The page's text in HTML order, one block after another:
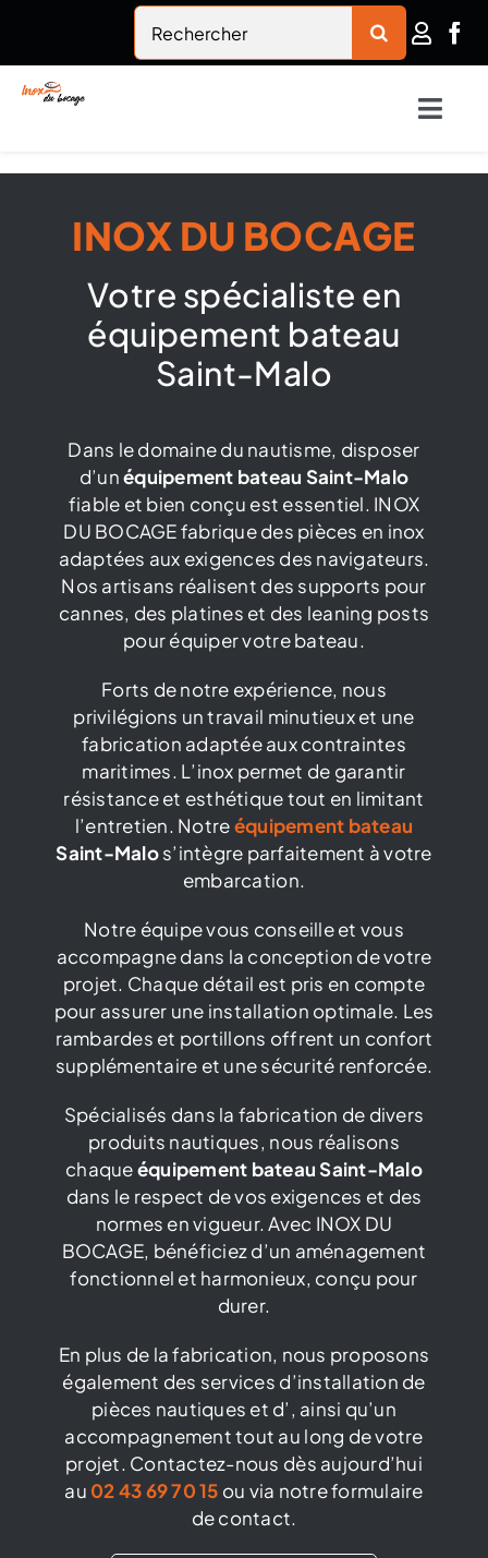
contenu
Rechercher:
Accueil
Inox du bocage
Nautisme
Habitat
Rambardes en inox
Catalogue
Contact
INOX DU BOCAGE
Votre spécialiste en
équipement bateau
Saint-Malo
Dans le domaine du nautisme, disposer
d’unéquipement bateau Saint-Malo
fiable et bien conçu est essentiel. INOX
DU BOCAGE fabrique des pièces en inox
adaptées aux exigences des navigateurs.
Nos artisans réalisent des supports pour
cannes, des platines et des leaning posts
pour équiper votre bateau.
Forts de notre expérience, nous
privilégions un travail minutieux et une
fabrication adaptée aux contraintes
maritimes. L’inox permet de garantir
résistance et esthétique tout en limitant
l’entretien. Notreéquipement bateau
Saint-Malos’intègre parfaitement à votre
embarcation.
Notre équipe vous conseille et vous
accompagne dans la conception de votre
projet. Chaque détail est pris en compte
pour assurer une installation optimale. Les
rambardes et portillons offrent un confort
supplémentaire et une sécurité renforcée.
Spécialisés dans la fabrication de divers
produits nautiques, nous réalisons
chaqueéquipement bateau Saint-Malo
dans le respect de vos exigences et des
normes en vigueur. Avec INOX DU
BOCAGE, bénéficiez d’un aménagement
fonctionnel et harmonieux, conçu pour
durer.
En plus de la fabrication, nous proposons
également des services d’installation de
pièces nautiques et d’, ainsi qu’un
accompagnement tout au long de votre
projet. Contactez-nous dès aujourd’hui
au 02 43 69 70 15 ou via notre formulaire
de contact.